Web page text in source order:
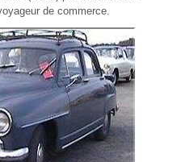
de commerce.